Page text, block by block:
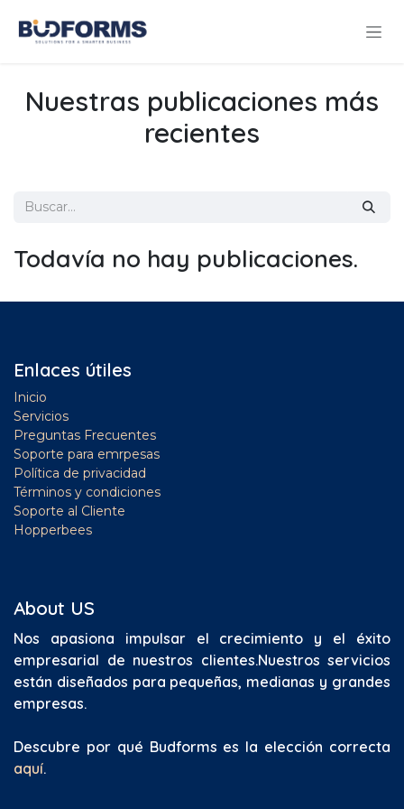
Nuestras publicaciones más
recientes
Todavía no hay publicaciones.
Enlaces útiles
Inicio
Servicios
Preguntas Frecuentes
Soporte para emrpesas
Política de privacidad
Términos y condiciones
Soporte al Cliente
Hopperbees
About US
Nos apasiona impulsar el crecimiento y el éxito
empresarial de nuestros clientes.Nuestros servicios
están diseñados para pequeñas, medianas y grandes
empresas.
Descubre por qué Budforms es la elección correcta
aquí.